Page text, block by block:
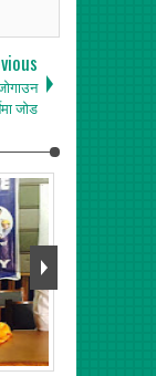
जोड